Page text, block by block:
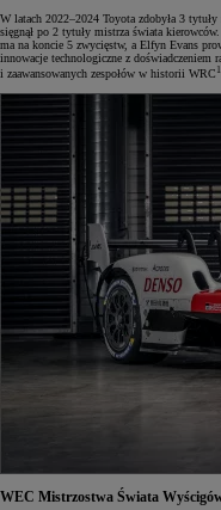
W latach 2022–2024 Toyota zdobyła 3
sięgnął po 2 tytuły mistrza świata
ma na koncie 5 zwycięstw, a Elfyn Evans
innowacje technologiczne z
i zaawansowanych zespołów w historii WRC 1
WEC Mistrzostwa Świata